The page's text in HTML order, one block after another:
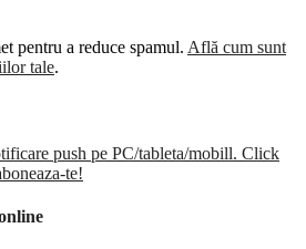
pentru a reduce spamul. Află cum sunt
tale.
push pe PC/tableta/mobill. Click
te!